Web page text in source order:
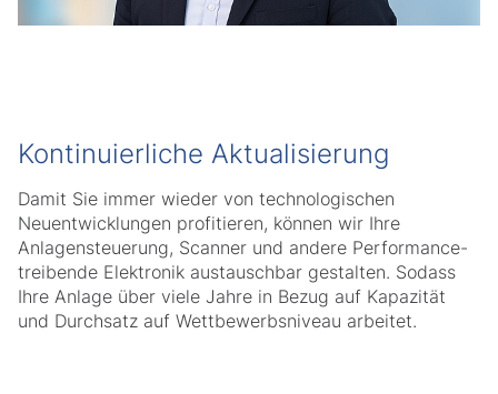
Kontinuierliche Aktualisierung
Damit Sie immer wieder von technologischen
Neuentwicklungen profitieren, können wir Ihre
Anlagensteuerung, Scanner und andere Performance-
treibende Elektronik austauschbar gestalten. Sodass
Ihre Anlage über viele Jahre in Bezug auf Kapazität
und Durchsatz auf Wettbewerbsniveau arbeitet.